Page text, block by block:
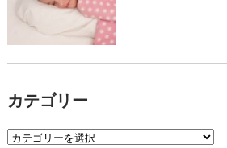
カテゴリー